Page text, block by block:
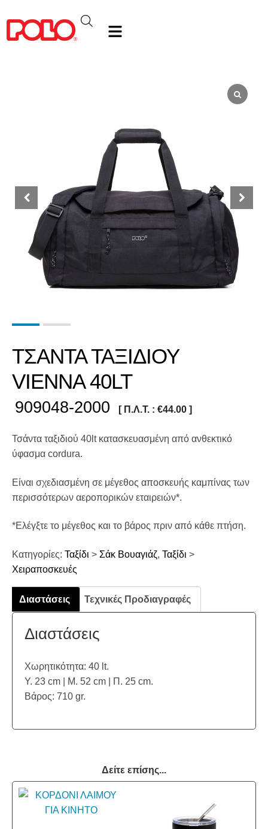
ΤΣΑΝΤΑ ΤΑΞΙΔΙΟΥ
VIENNA 40LT
909048-2000 [ Π.Λ.Τ. : €44.00 ]
Τσάντα ταξιδιού 40lt κατασκευασμένη από ανθεκτικό
ύφασμα cordura.
Είναι σχεδιασμένη σε μέγεθος αποσκευής καμπίνας των
περισσότερων αεροπορικών εταιρειών*.
*Ελέγξτε το μέγεθος και το βάρος πριν από κάθε πτήση.
Κατηγορίες: Ταξίδι > Σάκ Βουαγιάζ, Ταξίδι >
Χειραποσκευές
Διαστάσεις Τεχνικές Προδιαγραφές
Διαστάσεις
Χωρητικότητα: 40 lt.
Υ. 23 cm | Μ. 52 cm | Π. 25 cm.
Βάρος: 710 gr.
Δείτε επίσης...